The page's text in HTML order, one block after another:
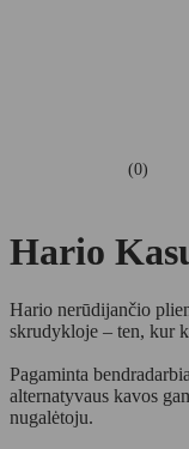
(0)
Hario
Hario nerūdijančio
skrudykloje – ten, kur
Pagaminta
alternatyvaus kavos
nugalėtoju.